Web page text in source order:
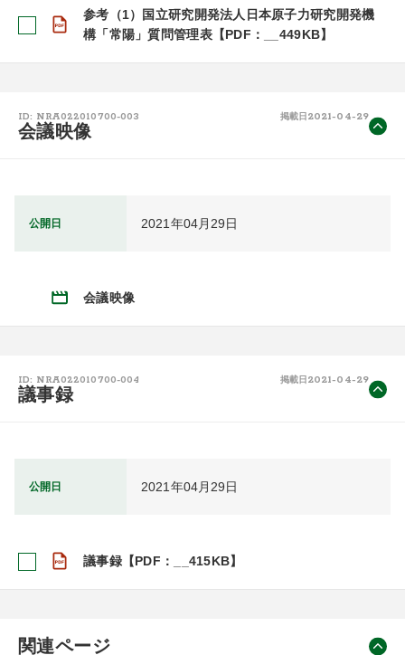
参考（1）国立研究開発法人日本原子力研究開発機
構「常陽」質問管理表【PDF：__449KB】
ID: NRA022010700-003 掲載日 2021-04-29
会議映像
公開日 2021年04月29日
会議映像
ID: NRA022010700-004 掲載日 2021-04-29
議事録
公開日 2021年04月29日
議事録【PDF：__415KB】
関連ページ